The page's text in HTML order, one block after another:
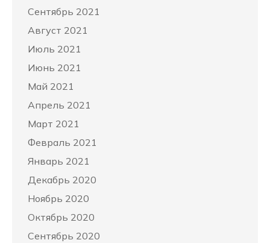
Сентябрь 2021
Август 2021
Июль 2021
Июнь 2021
Май 2021
Апрель 2021
Март 2021
Февраль 2021
Январь 2021
Декабрь 2020
Ноябрь 2020
Октябрь 2020
Сентябрь 2020